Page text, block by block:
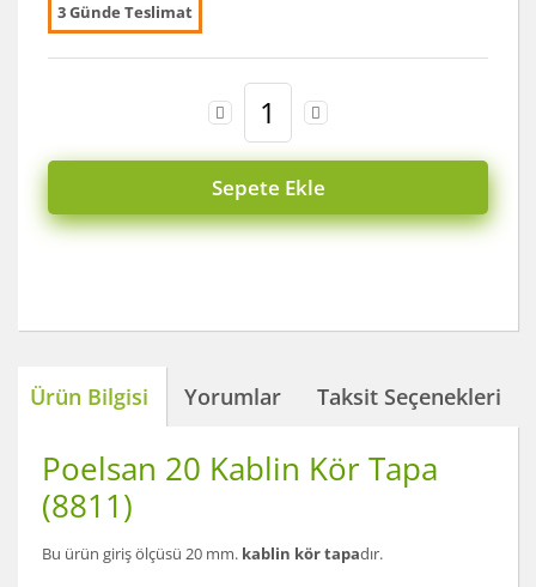
3 Günde Teslimat
Sepete Ekle
Ürün Bilgisi Yorumlar Taksit Seçenekleri
Poelsan 20 Kablin Kör Tapa
(8811)
Bu ürün giriş ölçüsü 20 mm. kablin kör tapadır.